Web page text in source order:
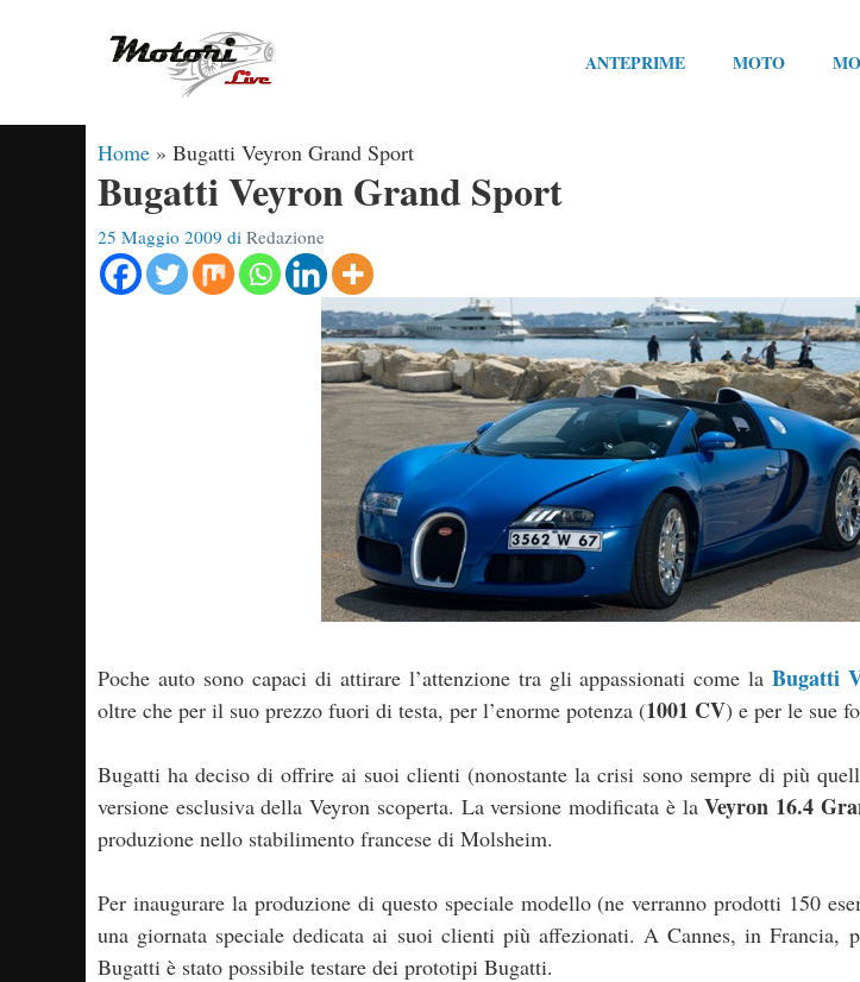
ANTEPRIME MOTO
Home » Bugatti Veyron Grand Sport
Bugatti Veyron Grand Sport
25 Maggio 2009 di Redazione
Poche auto sono capaci di attirare l’attenzione tra gli appassionati come laBugatti
oltre che per il suo prezzo fuori di testa, per l’enorme potenza (1001 CV) e per le sue
Bugatti ha deciso di offrire ai suoi clienti (nonostante la crisi sono sempre di più
versione esclusiva della Veyron scoperta. La versione modificata è laVeyron 16.4
produzione nello stabilimento francese di Molsheim.
Per inaugurare la produzione di questo speciale modello (ne verranno prodotti 150
una giornata speciale dedicata ai suoi clienti più affezionati. A Cannes, in Francia,
Bugatti è stato possibile testare dei prototipi Bugatti.